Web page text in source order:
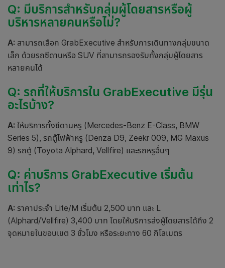
Q: มีบริการสำหรับกลุ่มผู้โดยสารหรือผู้
บริหารหลายคนหรือไม่?
A: สามารถเลือก GrabExecutive สำหรับการเดินทางกลุ่มขนาด
เล็ก ด้วยรถซีดานหรือ SUV ที่สามารถรองรับทั้งกลุ่มผู้โดยสาร
หลายคนได้
Q: รถที่ให้บริการใน GrabExecutive มีรุ่น
อะไรบ้าง?
A: ให้บริการทั้งซีดานหรู (Mercedes-Benz E-Class, BMW
Series 5), รถตู้ไฟฟ้าหรู (Denza D9, Zeekr 009, MG Maxus
9) รถตู้ (Toyota Alphard, Vellfire) และรถหรูอื่นๆ
Q: ค่าบริการ GrabExecutive เริ่มต้น
เท่าไร?
A: ราคาประจำ Lite/M เริ่มต้น 2,500 บาท และ L
(Alphard/Vellfire) 3,400 บาท โดยให้บริการส่งผู้โดยสารได้ถึง 2
จุดหมายในขอบเขต 3 ชั่วโมง หรือระยะทาง 60 กิโลเมตร